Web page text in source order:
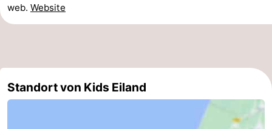
Duinen
aan
Bergen
-
aan
Noordhollands
-
web. Website
Standort von Kids Eiland